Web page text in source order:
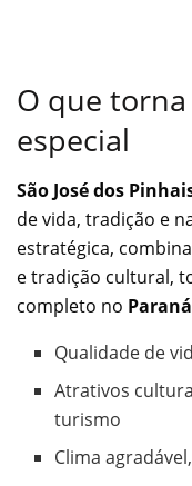
O que torna
especial
São José dos
de vida, tradição e
estratégica,
e tradição cultural,
completo no Paraná
Qualidade de
Atrativos
turismo
Clima